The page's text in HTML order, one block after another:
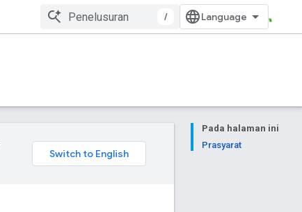
/
Pada halaman ini
Prasyarat